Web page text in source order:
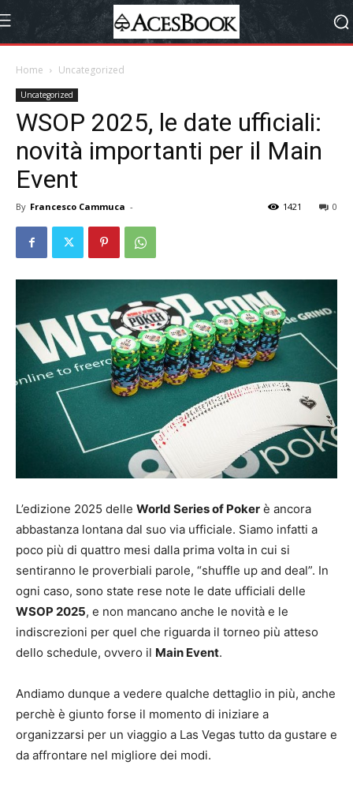
Home Uncategorized
Uncategorized
WSOP 2025, le date ufficiali:
novità importanti per il Main
Event
By Francesco Cammuca - 0
1421
L’edizione 2025 delle World Series of Poker è ancora
abbastanza lontana dal suo via ufficiale. Siamo infatti a
poco più di quattro mesi dalla prima volta in cui si
sentiranno le proverbiali parole, “shuffle up and deal”. In
ogni caso, sono state rese note le date ufficiali delle
WSOP 2025, e non mancano anche le novità e le
indiscrezioni per quel che riguarda il torneo più atteso
dello schedule, ovvero il Main Event.
Andiamo dunque a vedere qualche dettaglio in più, anche
perchè è giunto forse il momento di iniziare a
organizzarsi per un viaggio a Las Vegas tutto da gustare e
da affrontare nel migliore dei modi.